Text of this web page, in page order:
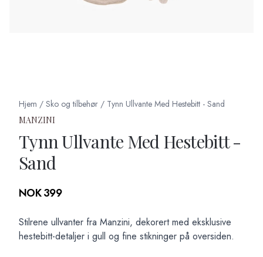
Hjem / Sko og tilbehør / Tynn Ullvante Med Hestebitt - Sand
MANZINI
Tynn Ullvante Med Hestebitt -
Sand
Produktdetaljer
NOK 399
Description
Stilrene ullvanter fra Manzini, dekorert med eksklusive
hestebitt-detaljer i gull og fine stikninger på oversiden.